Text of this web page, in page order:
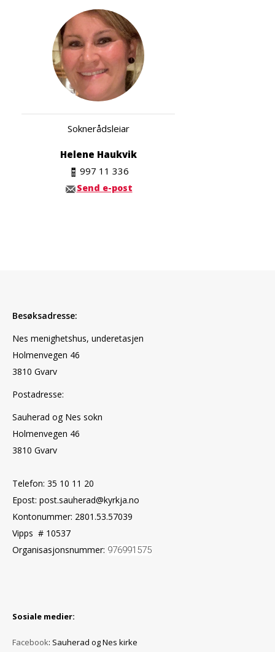
Soknerådsleiar
Helene Haukvik
997 11 336
Send e-post
Besøksadresse:
Nes menighetshus, underetasjen
Holmenvegen 46
3810 Gvarv
Postadresse:
Sauherad og Nes sokn
Holmenvegen 46
3810 Gvarv
Telefon: 35 10 11 20
Epost: post.sauherad@kyrkja.no
Kontonummer: 2801.53.57039
Vipps # 10537
Organisasjonsnummer: 976991575
Sosiale medier:
Facebook: Sauherad og Nes kirke